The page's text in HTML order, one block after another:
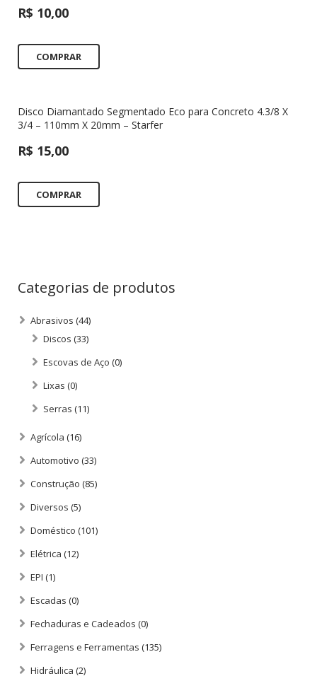
R$ 10,00
COMPRAR
Disco Diamantado Segmentado Eco para Concreto 4.3/8 X
3/4 – 110mm X 20mm – Starfer
R$ 15,00
COMPRAR
Categorias de produtos
Abrasivos (44)
Discos (33)
Escovas de Aço (0)
Lixas (0)
Serras (11)
Agrícola (16)
Automotivo (33)
Construção (85)
Diversos (5)
Doméstico (101)
Elétrica (12)
EPI (1)
Escadas (0)
Fechaduras e Cadeados (0)
Ferragens e Ferramentas (135)
Hidráulica (2)